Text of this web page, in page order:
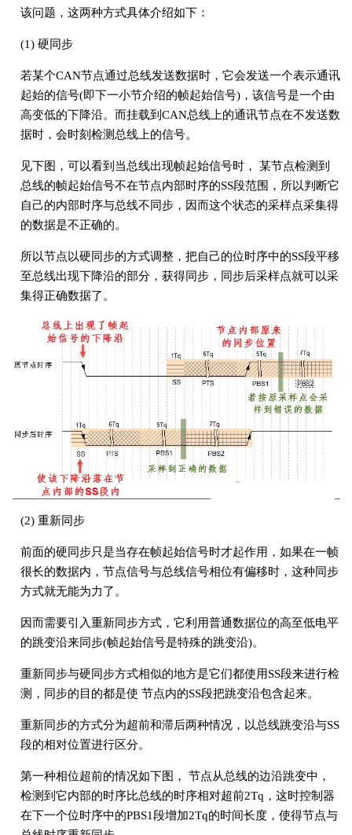
该问题，这两种方式具体介绍如下：
(1) 硬同步
若某个CAN节点通过总线发送数据时，它会发送一个表示通讯
起始的信号(即下一小节介绍的帧起始信号)，该信号是一个由
高变低的下降沿。而挂载到CAN总线上的通讯节点在不发送数
据时，会时刻检测总线上的信号。
见下图，可以看到当总线出现帧起始信号时， 某节点检测到
总线的帧起始信号不在节点内部时序的SS段范围，所以判断它
自己的内部时序与总线不同步，因而这个状态的采样点采集得
的数据是不正确的。
所以节点以硬同步的方式调整，把自己的位时序中的SS段平移
至总线出现下降沿的部分，获得同步，同步后采样点就可以采
集得正确数据了。
(2) 重新同步
前面的硬同步只是当存在帧起始信号时才起作用，如果在一帧
很长的数据内，节点信号与总线信号相位有偏移时，这种同步
方式就无能为力了。
因而需要引入重新同步方式，它利用普通数据位的高至低电平
的跳变沿来同步(帧起始信号是特殊的跳变沿)。
重新同步与硬同步方式相似的地方是它们都使用SS段来进行检
测，同步的目的都是使 节点内的SS段把跳变沿包含起来。
重新同步的方式分为超前和滞后两种情况，以总线跳变沿与SS
段的相对位置进行区分。
第一种相位超前的情况如下图， 节点从总线的边沿跳变中，
检测到它内部的时序比总线的时序相对超前2Tq，这时控制器
在下一个位时序中的PBS1段增加2Tq的时间长度，使得节点与